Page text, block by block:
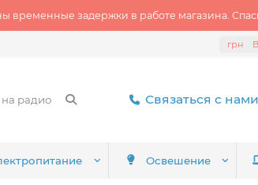
временные задержки в работе магазина.
грн
Связаться с нами
Освешение